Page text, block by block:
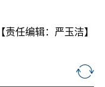
【责任编辑：严玉洁】